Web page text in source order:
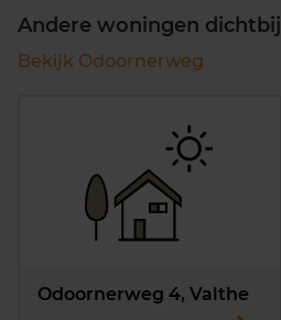
Andere woningen dichtbij
Bekijk Odoornerweg
Odoornerweg 4, Valthe